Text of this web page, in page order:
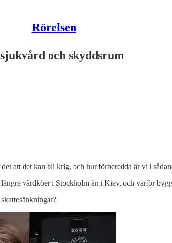
Rörelsen
och skyddsrum
att det kan bli krig, och hur förberedda är vi i
vårdköer i Stockholm än i Kiev, och varför